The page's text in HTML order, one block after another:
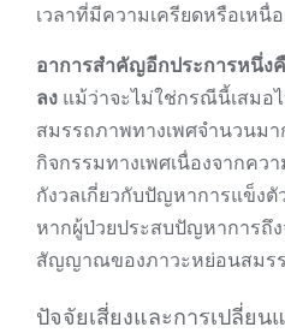
เวลาที่มีความเครียดหรือเหนื่
อาการสำคัญอีกประการหนึ่ง
ลง แม้ว่าจะไม่ใช่กรณีนี้เสมอ
สมรรถภาพทางเพศจำนวนม
กิจกรรมทางเพศเนื่องจากค
กังวลเกี่ยวกับปัญหาการแข็ง
หากผู้ป่วยประสบปัญหาการถึ
สัญญาณของภาวะหย่อนสมร
ปัจจัยเสี่ยงและการเปลี่ยน